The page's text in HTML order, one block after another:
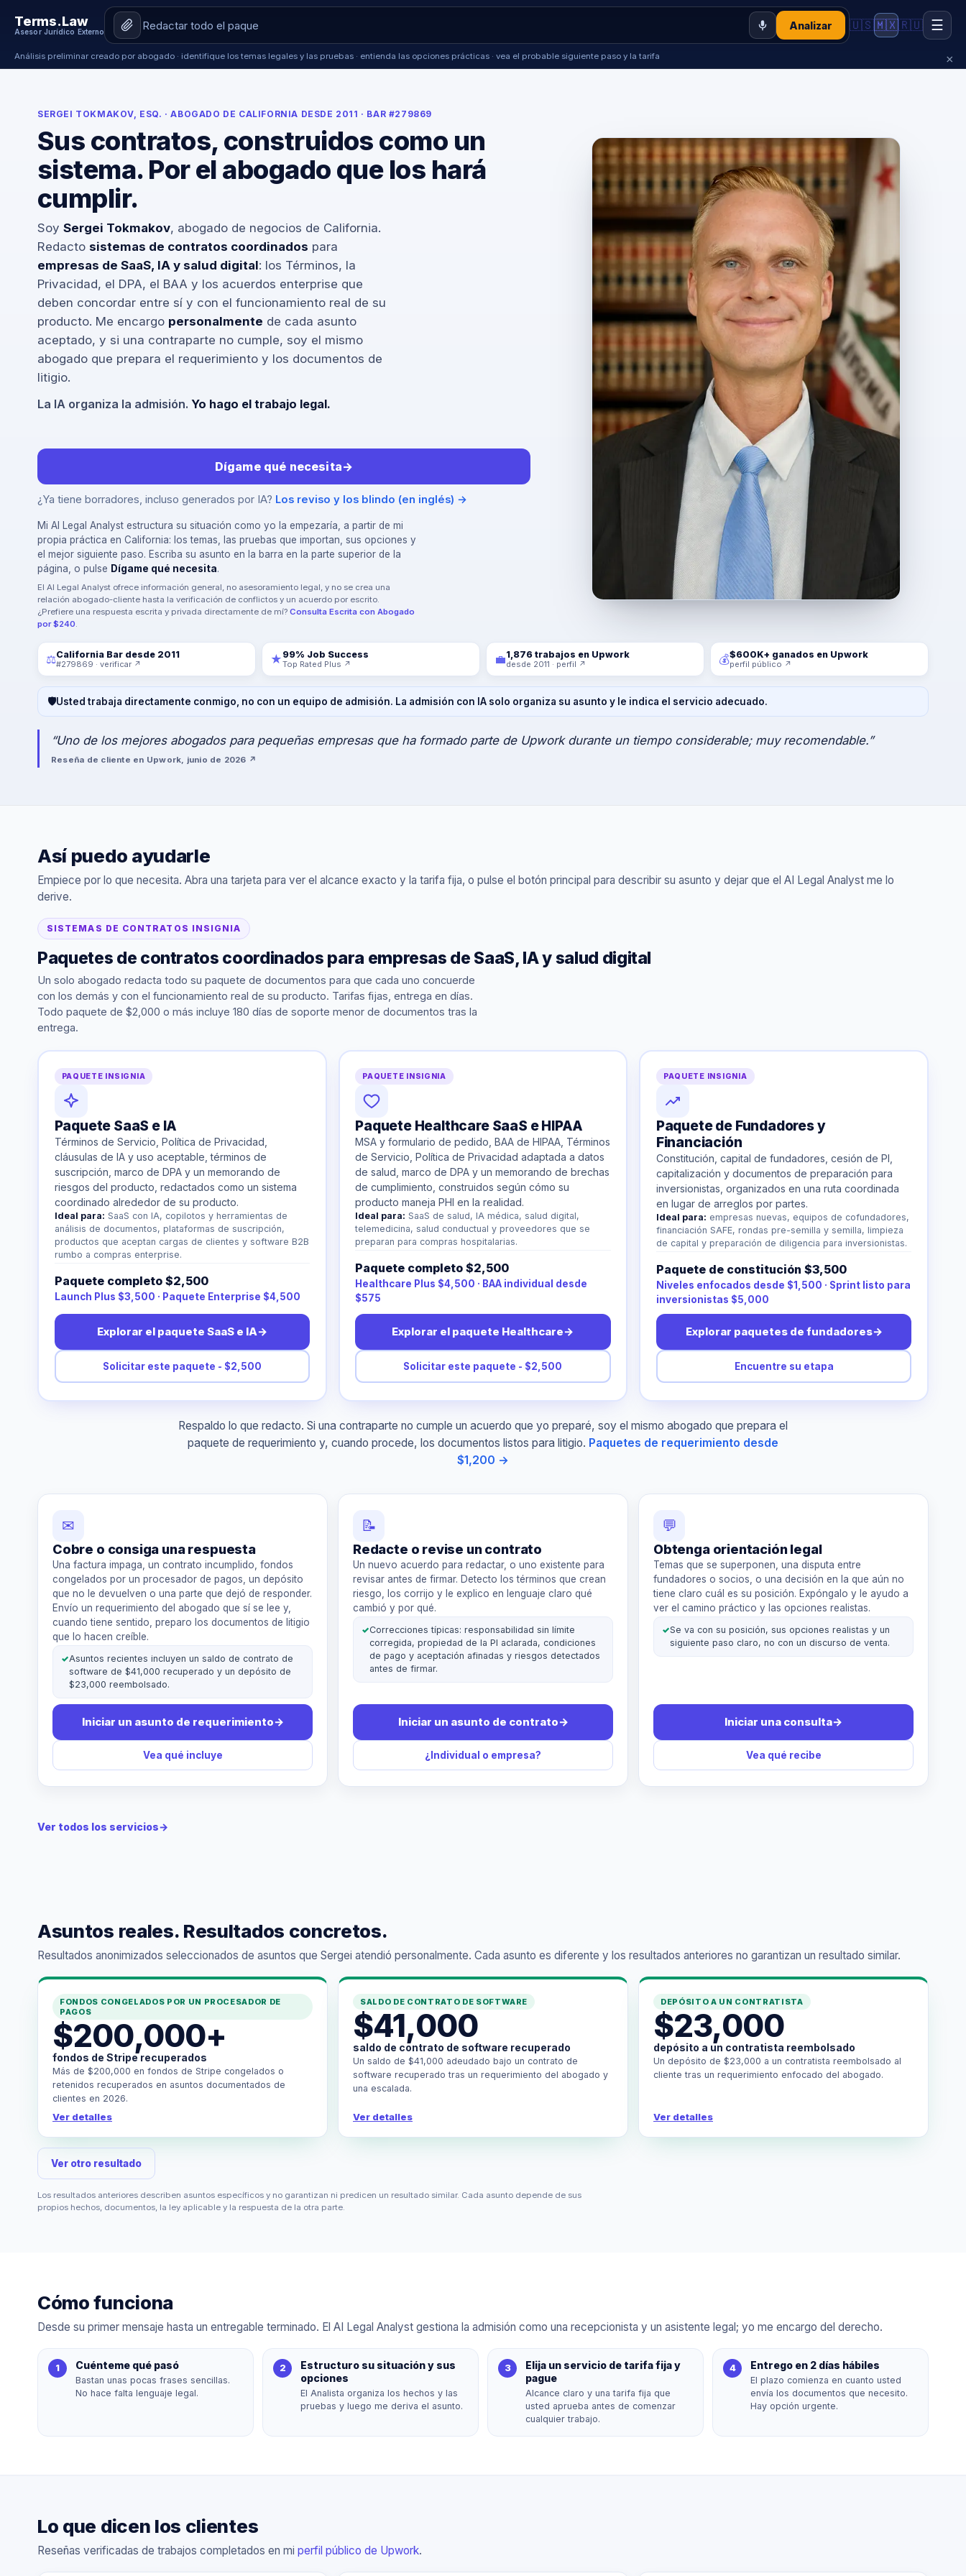
Terms.Law
Asesor Jurídico Externo
Analizar 🇺🇸🇲🇽🇷🇺 ☰
Análisis preliminar creado por abogado · identifique los temas legales y las pruebas · entienda las opciones prácticas · vea el probable siguiente paso y la tarifa ×
SERGEI TOKMAKOV, ESQ. · ABOGADO DE CALIFORNIA DESDE 2011 · BAR #279869
Sus contratos, construidos como un
sistema. Por el abogado que los hará
cumplir.
Soy Sergei Tokmakov, abogado de negocios de California.
Redacto sistemas de contratos coordinados para
empresas de SaaS, IA y salud digital: los Términos, la
Privacidad, el DPA, el BAA y los acuerdos enterprise que
deben concordar entre sí y con el funcionamiento real de su
producto. Me encargo personalmente de cada asunto
aceptado, y si una contraparte no cumple, soy el mismo
abogado que prepara el requerimiento y los documentos de
litigio.
La IA organiza la admisión. Yo hago el trabajo legal.
Dígame qué necesita→
¿Ya tiene borradores, incluso generados por IA? Los reviso y los blindo (en inglés) →
Mi AI Legal Analyst estructura su situación como yo la empezaría, a partir de mi
propia práctica en California: los temas, las pruebas que importan, sus opciones y
el mejor siguiente paso. Escriba su asunto en la barra en la parte superior de la
página, o pulse Dígame qué necesita.
El AI Legal Analyst ofrece información general, no asesoramiento legal, y no se crea una
relación abogado-cliente hasta la verificación de conflictos y un acuerdo por escrito.
¿Prefiere una respuesta escrita y privada directamente de mí? Consulta Escrita con Abogado
por $240
⚖California Bar desde 2011
#279869 · verificar ↗ ★ 99% Job Success
Top Rated Plus ↗ 💼1,876 trabajos en Upwork
desde 2011 · perfil ↗ 💰$600K+ ganados en Upwork
perfil público ↗
🛡Usted trabaja directamente conmigo, no con un equipo de admisión. La admisión con IA solo organiza su asunto y le indica el servicio adecuado.
“Uno de los mejores abogados para pequeñas empresas que ha formado parte de Upwork durante un tiempo considerable; muy recomendable.”
Reseña de cliente en Upwork, junio de 2026 ↗
Así puedo ayudarle
Empiece por lo que necesita. Abra una tarjeta para ver el alcance exacto y la tarifa fija, o pulse el botón principal para describir su asunto y dejar que el AI Legal Analyst me lo
derive.
SISTEMAS DE CONTRATOS INSIGNIA
Paquetes de contratos coordinados para empresas de SaaS, IA y salud digital
Un solo abogado redacta todo su paquete de documentos para que cada uno concuerde
con los demás y con el funcionamiento real de su producto. Tarifas fijas, entrega en días.
Todo paquete de $2,000 o más incluye 180 días de soporte menor de documentos tras la
entrega.
PAQUETE INSIGNIA
Paquete SaaS e IA
Términos de Servicio, Política de Privacidad,
cláusulas de IA y uso aceptable, términos de
suscripción, marco de DPA y un memorando de
riesgos del producto, redactados como un sistema
coordinado alrededor de su producto.
Ideal para: SaaS con IA, copilotos y herramientas de
análisis de documentos, plataformas de suscripción,
productos que aceptan cargas de clientes y software B2B
rumbo a compras enterprise.
Paquete completo $2,500
Launch Plus $3,500 · Paquete Enterprise $4,500
Explorar el paquete SaaS e IA→
Solicitar este paquete - $2,500
PAQUETE INSIGNIA
Paquete Healthcare SaaS e HIPAA
MSA y formulario de pedido, BAA de HIPAA, Términos
de Servicio, Política de Privacidad adaptada a datos
de salud, marco de DPA y un memorando de brechas
de cumplimiento, construidos según cómo su
producto maneja PHI en la realidad.
Ideal para: SaaS de salud, IA médica, salud digital,
telemedicina, salud conductual y proveedores que se
preparan para compras hospitalarias.
Paquete completo $2,500
Healthcare Plus $4,500 · BAA individual desde
$575
Explorar el paquete Healthcare→
Solicitar este paquete - $2,500
PAQUETE INSIGNIA
Paquete de Fundadores y
Financiación
Constitución, capital de fundadores, cesión de PI,
capitalización y documentos de preparación para
inversionistas, organizados en una ruta coordinada
en lugar de arreglos por partes.
Ideal para: empresas nuevas, equipos de cofundadores,
financiación SAFE, rondas pre-semilla y semilla, limpieza
de capital y preparación de diligencia para inversionistas.
Paquete de constitución $3,500
Niveles enfocados desde $1,500 · Sprint listo para
inversionistas $5,000
Explorar paquetes de fundadores→
Encuentre su etapa
Respaldo lo que redacto. Si una contraparte no cumple un acuerdo que yo preparé, soy el mismo abogado que prepara el
paquete de requerimiento y, cuando procede, los documentos listos para litigio. Paquetes de requerimiento desde
$1,200 →
✉
Cobre o consiga una respuesta
Una factura impaga, un contrato incumplido, fondos
congelados por un procesador de pagos, un depósito
que no le devuelven o una parte que dejó de responder.
Envío un requerimiento del abogado que sí se lee y,
cuando tiene sentido, preparo los documentos de litigio
que lo hacen creíble.
✓Asuntos recientes incluyen un saldo de contrato de
software de $41,000 recuperado y un depósito de
$23,000 reembolsado.
Iniciar un asunto de requerimiento→
Vea qué incluye
📝
Redacte o revise un contrato
Un nuevo acuerdo para redactar, o uno existente para
revisar antes de firmar. Detecto los términos que crean
riesgo, los corrijo y le explico en lenguaje claro qué
cambió y por qué.
✓Correcciones típicas: responsabilidad sin límite
corregida, propiedad de la PI aclarada, condiciones
de pago y aceptación afinadas y riesgos detectados
antes de firmar.
Iniciar un asunto de contrato→
¿Individual o empresa?
💬
Obtenga orientación legal
Temas que se superponen, una disputa entre
fundadores o socios, o una decisión en la que aún no
tiene claro cuál es su posición. Expóngalo y le ayudo a
ver el camino práctico y las opciones realistas.
✓Se va con su posición, sus opciones realistas y un
siguiente paso claro, no con un discurso de venta.
Iniciar una consulta→
Vea qué recibe
Ver todos los servicios→
Asuntos reales. Resultados concretos.
Resultados anonimizados seleccionados de asuntos que Sergei atendió personalmente. Cada asunto es diferente y los resultados anteriores no garantizan un resultado similar.
FONDOS CONGELADOS POR UN PROCESADOR DE
PAGOS
$200,000+
fondos de Stripe recuperados
Más de $200,000 en fondos de Stripe congelados o
retenidos recuperados en asuntos documentados de
clientes en 2026.
Ver detalles
SALDO DE CONTRATO DE SOFTWARE
$41,000
saldo de contrato de software recuperado
Un saldo de $41,000 adeudado bajo un contrato de
software recuperado tras un requerimiento del abogado y
una escalada.
Ver detalles
DEPÓSITO A UN CONTRATISTA
$23,000
depósito a un contratista reembolsado
Un depósito de $23,000 a un contratista reembolsado al
cliente tras un requerimiento enfocado del abogado.
Ver detalles
Ver otro resultado
Los resultados anteriores describen asuntos específicos y no garantizan ni predicen un resultado similar. Cada asunto depende de sus
propios hechos, documentos, la ley aplicable y la respuesta de la otra parte.
Cómo funciona
Desde su primer mensaje hasta un entregable terminado. El AI Legal Analyst gestiona la admisión como una recepcionista y un asistente legal; yo me encargo del derecho.
Cuénteme qué pasó
Bastan unas pocas frases sencillas.
No hace falta lenguaje legal.
Estructuro su situación y sus
opciones
El Analista organiza los hechos y las
pruebas y luego me deriva el asunto.
Elija un servicio de tarifa fija y
pague
Alcance claro y una tarifa fija que
usted aprueba antes de comenzar
cualquier trabajo.
Entrego en 2 días hábiles
El plazo comienza en cuanto usted
envía los documentos que necesito.
Hay opción urgente.
Lo que dicen los clientes
Reseñas verificadas de trabajos completados en mi perfil público de Upwork.